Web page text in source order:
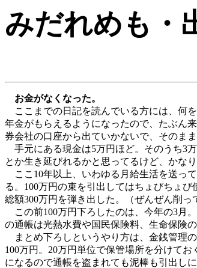
みだれめも ・
お金がなくなった。
ここまでの日記を読んでいる方には、何
年金がもらえるようになったので、たぶん
券会社の口座から出ていかないで、そのま
手元にある現金は5万円ほど。そのうち3
とか生き延びれるかと思ってるけど、かな
ここ10年以上、いわゆる月給生活を送っ
る。100万円の束を引出してはちょびちょ
総額300万円を弾き出した。（ぜんぜん削
この前100万円下ろしたのは、今年の3月
の通帳は光熱水費や国民保険料、生命保険
まとめ下ろしというやり方は、金銭管理
100万円。20万円単位で保管場所を分けて
になるので通帳を盗まれても泥棒も引出し